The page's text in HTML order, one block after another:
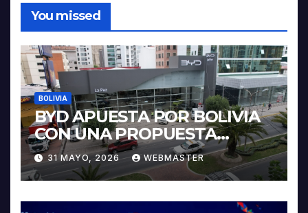
You missed
BOLIVIA
BYD APUESTA POR BOLIVIA
CON UNA PROPUESTA
INTEGRAL PARA IMPULSAR
LA ELECTROMOVILIDAD Y LA
INDUSTRIALIZACIÓN DEL
LITIO
31 MAYO, 2026 WEBMASTER